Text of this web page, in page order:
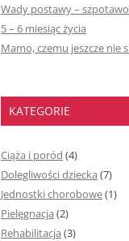
Wady postawy –
5 – 6 miesiąc życia
Mamo, czemu jeszcze nie
KATEGORIE
Ciąża i poród (4)
Dolegliwości dziecka (7)
Jednostki chorobowe(1)
Pielęgnacja (2)
Rehabilitacja (3)